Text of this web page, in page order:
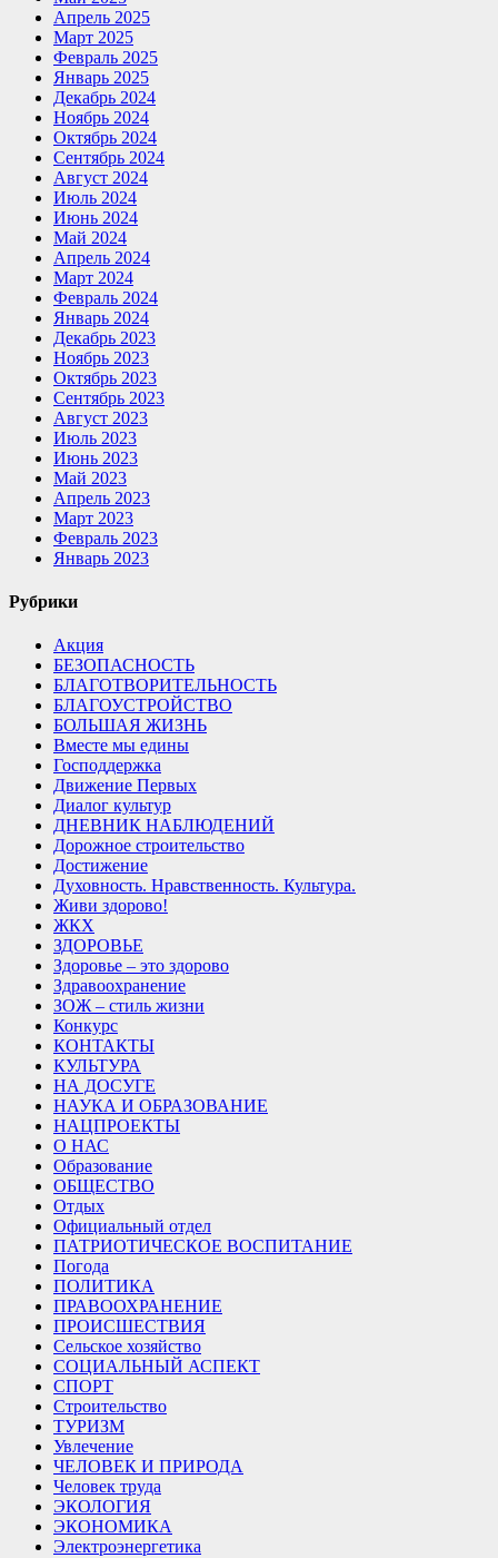
Апрель 2025
Март 2025
Февраль 2025
Январь 2025
Декабрь 2024
Ноябрь 2024
Октябрь 2024
Сентябрь 2024
Август 2024
Июль 2024
Июнь 2024
Май 2024
Апрель 2024
Март 2024
Февраль 2024
Январь 2024
Декабрь 2023
Ноябрь 2023
Октябрь 2023
Сентябрь 2023
Август 2023
Июль 2023
Июнь 2023
Май 2023
Апрель 2023
Март 2023
Февраль 2023
Январь 2023
Рубрики
Акция
БЕЗОПАСНОСТЬ
БЛАГОТВОРИТЕЛЬНОСТЬ
БЛАГОУСТРОЙСТВО
БОЛЬШАЯ ЖИЗНЬ
Вместе мы едины
Господдержка
Движение Первых
Диалог культур
ДНЕВНИК НАБЛЮДЕНИЙ
Дорожное строительство
Достижение
Духовность. Нравственность. Культура.
Живи здорово!
ЖКХ
ЗДОРОВЬЕ
Здоровье – это здорово
Здравоохранение
ЗОЖ – стиль жизни
Конкурс
КОНТАКТЫ
КУЛЬТУРА
НА ДОСУГЕ
НАУКА И ОБРАЗОВАНИЕ
НАЦПРОЕКТЫ
О НАС
Образование
ОБЩЕСТВО
Отдых
Официальный отдел
ПАТРИОТИЧЕСКОЕ ВОСПИТАНИЕ
Погода
ПОЛИТИКА
ПРАВООХРАНЕНИЕ
ПРОИСШЕСТВИЯ
Сельское хозяйство
СОЦИАЛЬНЫЙ АСПЕКТ
СПОРТ
Строительство
ТУРИЗМ
Увлечение
ЧЕЛОВЕК И ПРИРОДА
Человек труда
ЭКОЛОГИЯ
ЭКОНОМИКА
Электроэнергетика